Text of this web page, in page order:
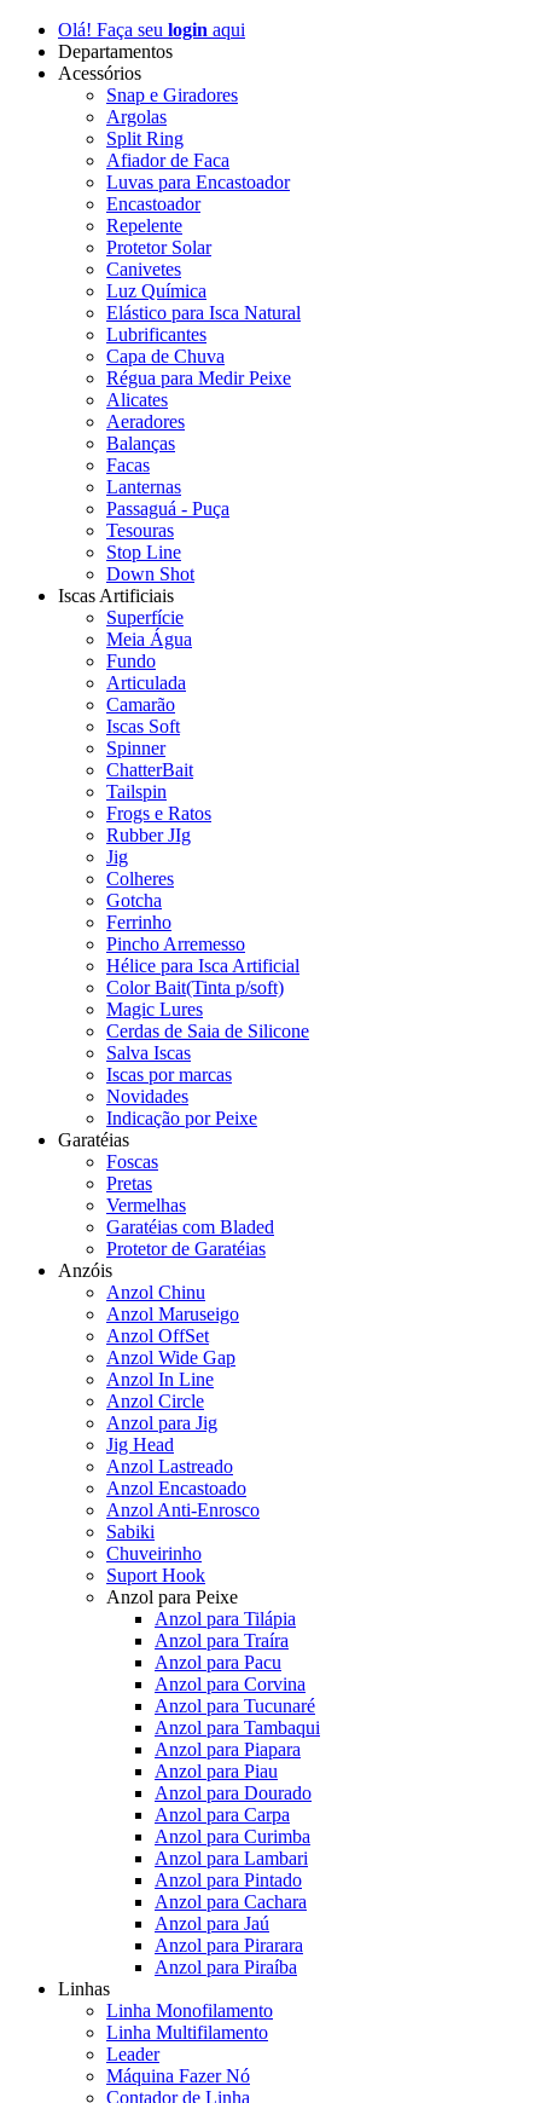
Olá! Faça seu login aqui
Departamentos
Acessórios
Snap e Giradores
Argolas
Split Ring
Afiador de Faca
Luvas para Encastoador
Encastoador
Repelente
Protetor Solar
Canivetes
Luz Química
Elástico para Isca Natural
Lubrificantes
Capa de Chuva
Régua para Medir Peixe
Alicates
Aeradores
Balanças
Facas
Lanternas
Passaguá - Puça
Tesouras
Stop Line
Down Shot
Iscas Artificiais
Superfície
Meia Água
Fundo
Articulada
Camarão
Iscas Soft
Spinner
ChatterBait
Tailspin
Frogs e Ratos
Rubber JIg
Jig
Colheres
Gotcha
Ferrinho
Pincho Arremesso
Hélice para Isca Artificial
Color Bait(Tinta p/soft)
Magic Lures
Cerdas de Saia de Silicone
Salva Iscas
Iscas por marcas
Novidades
Indicação por Peixe
Garatéias
Foscas
Pretas
Vermelhas
Garatéias com Bladed
Protetor de Garatéias
Anzóis
Anzol Chinu
Anzol Maruseigo
Anzol OffSet
Anzol Wide Gap
Anzol In Line
Anzol Circle
Anzol para Jig
Jig Head
Anzol Lastreado
Anzol Encastoado
Anzol Anti-Enrosco
Sabiki
Chuveirinho
Suport Hook
Anzol para Peixe
Anzol para Tilápia
Anzol para Traíra
Anzol para Pacu
Anzol para Corvina
Anzol para Tucunaré
Anzol para Tambaqui
Anzol para Piapara
Anzol para Piau
Anzol para Dourado
Anzol para Carpa
Anzol para Curimba
Anzol para Lambari
Anzol para Pintado
Anzol para Cachara
Anzol para Jaú
Anzol para Pirarara
Anzol para Piraíba
Linhas
Linha Monofilamento
Linha Multifilamento
Leader
Máquina Fazer Nó
Contador de Linha